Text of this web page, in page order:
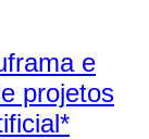
e
projetos